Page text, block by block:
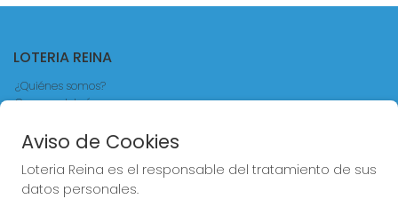
LOTERIA REINA
¿Quiénes somos?
Comprar lotería
Contacto
Empresas
Comprar en SELAE
Acceso
Aviso de Cookies
Loteria Reina es el responsable del tratamiento de sus
datos personales.